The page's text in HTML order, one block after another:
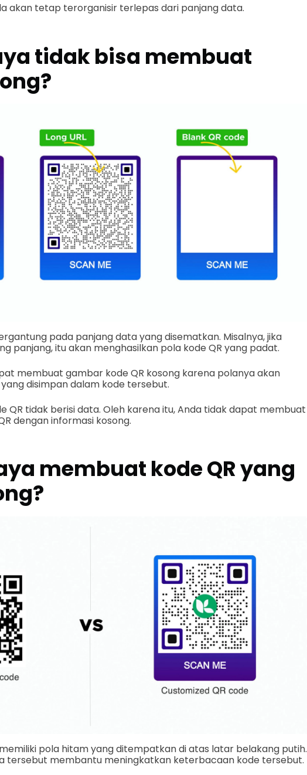
akan tetap terorganisir terlepas dari panjang data.
tidak bisa membuat
pada panjang data yang disematkan. Misalnya, jika
panjang, itu akan menghasilkan pola kode QR yang padat.
membuat gambar kode QR kosong karena polanya akan
disimpan dalam kode tersebut.
QR tidak berisi data. Oleh karena itu, Anda tidak dapat membuat
dengan informasi kosong.
membuat kode QR yang
pola hitam yang ditempatkan di atas latar belakang putih.
tersebut membantu meningkatkan keterbacaan kode tersebut.